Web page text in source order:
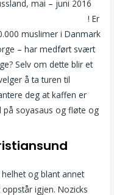
mai – juni 2016
! Er
muslimer i Danmark
– har medført svært
Selv om dette blir et
å ta turen til
deg at kaffen er
på soyasaus og fløte og
og blant annet
igjen. Nozicks